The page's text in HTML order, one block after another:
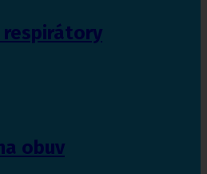
respirátory
obuv